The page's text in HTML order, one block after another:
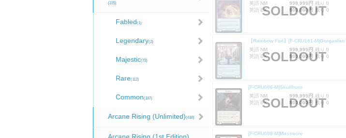
(375)
Fabled(1)
Legendary(2)
Majestic(73)
Rare(112)
Common(187)
Arcane Rising (Unlimited)(416)
英語 NM
999,999円 残り 0
英語 EX
800,000円 残り 0
SOLDOUT
【Rainbow Foil】[F-CRU181-M]Gorganian
英語 NM
999,999円 残り 0
英語 EX
800,000円 残り 0
SOLDOUT
[F-CRU006-M]Skullhorn
英語 NM
999,999円 残り 0
英語 EX
800,000円 残り 0
SOLDOUT
[F-CRU008-M]Massacre